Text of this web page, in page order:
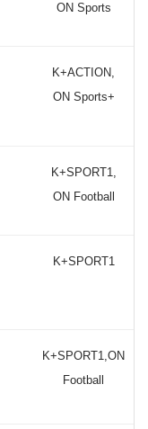
ON Sports
K+ACTION,
ON Sports+
K+SPORT1,
ON Football
K+SPORT1
K+SPORT1,ON
Football